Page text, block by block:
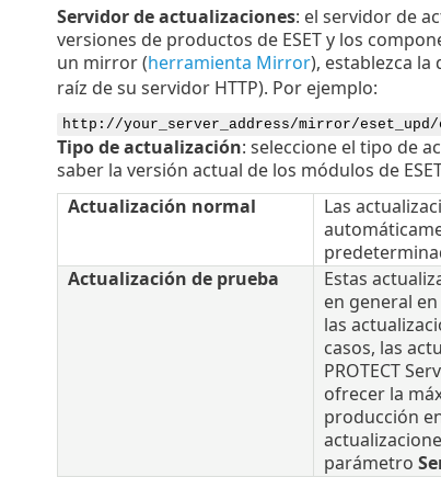
Servidor de actualizaciones: el servidor de
versiones de productos de ESET y los
un mirror (herramienta Mirror), establezca
raíz de su servidor HTTP). Por ejemplo:
http://your_server_address/mirror/eset_upd/
Tipo de actualización: seleccione el tipo de
saber la versión actual de los módulos de
Actualización normal
Las
Actualización de prueba
Estas
en general
las
casos, las
PROTECT
ofrecer la
producción
parámetro